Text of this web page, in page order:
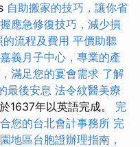
自助搬家的技巧，讓你省
應急修復技巧，減少損
流程及費用 平價助聽
嘉義月子中心，專業的產
滿足您的宴會需求 了解
最後安息 法令紋醫美療
1637年以英語完成。 完
您的台北會計事務所 完
地區台胞證辦理指南，